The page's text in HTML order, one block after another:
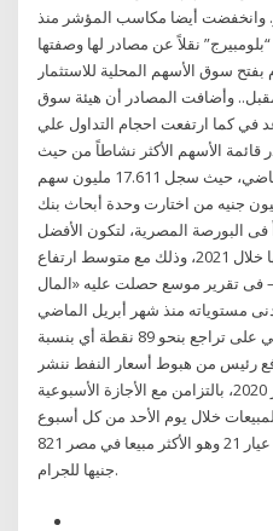
خلال يونيو. وانخفضت أيضا مكاسب المؤشر منذ
وكالة “بلومبيرج” نقلاً عن مصادر لها وصفتها
سوق الأسهم المحلية للاستثمار
وأضافت المصادر أن هيئة سوق
في كما ارتفعت احجام التداول علي
قائمة الأسهم الأكثر نشاطاً من حيث
أحجام التداولات يوم 27 يوليو الماضي، حيث سجل 17.611 مليون سهم
تداولات بلغت 34.8 مليون جنيه من اختارت وحدة أبحاث بنك
12 سهماً مقيداً فى البورصة المصرية، لتكون الأفضل
من أصل 47 سهما تحت تغطيتها خلال 2021، وذلك مع متوسط ارتفاع
– فى تقرير موسع حصلت عليه «المال
مستوياته منذ شهر أبريل الماضي
حيث أنهى تداولات الأسبوع الماضي على تراجع بنحو 89 نقطة أي بنسبة
رئيس من هبوط أسعار النفط ننشر
أسعار الذهب اليوم الأحد 20 ديسمبر 2020، بالتزامن مع الأجازة الأسبوعية
خلال يوم الأحد من كل أسبوع
بالسوق المصرى، وسجل الذهب عيار 21 وهو الأكثر مبيعا في مصر 821
جنيها للجرام.